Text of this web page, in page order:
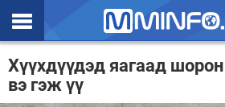
Эхлэл
Цаг агаар
Хүүхдүүдэд яагаад
вэ гэж үү